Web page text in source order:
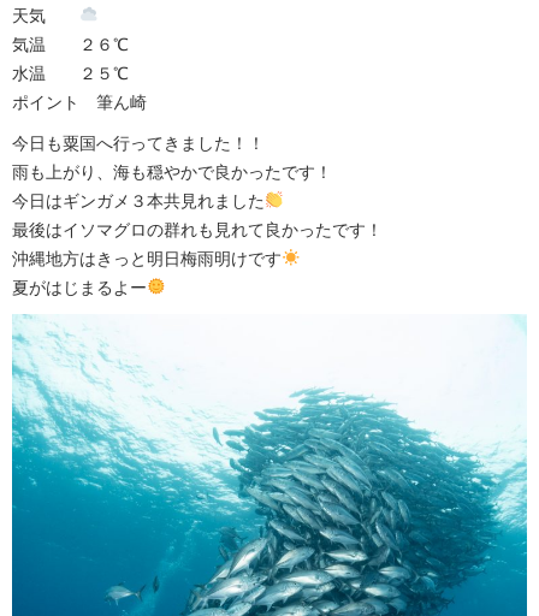
天気
気温 ２６℃
水温 ２５℃
ポイント 筆ん崎
今日も粟国へ行ってきました！！
雨も上がり、海も穏やかで良かったです！
今日はギンガメ３本共見れました
最後はイソマグロの群れも見れて良かったです！
沖縄地方はきっと明日梅雨明けです
夏がはじまるよー